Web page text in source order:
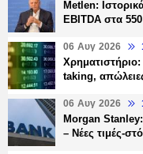
Metlen:
EBITDA στα
06 Αυγ 2026
taking,
06 Αυγ 2026
Morgan Stanley:
– Νέες τιμές-